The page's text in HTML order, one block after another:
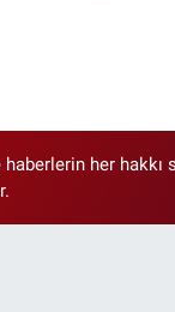
her hakkı